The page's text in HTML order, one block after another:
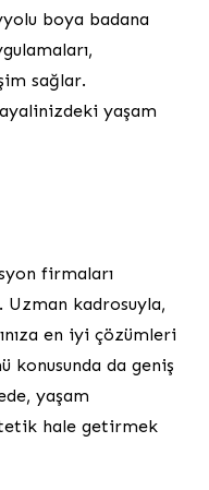
boya badana
sağlar.
yaşam
firmaları
Uzman kadrosuyla,
en iyi çözümleri
konusunda da geniş
yaşam
hale getirmek